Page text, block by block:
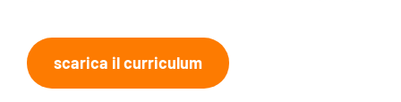
scarica il curriculum